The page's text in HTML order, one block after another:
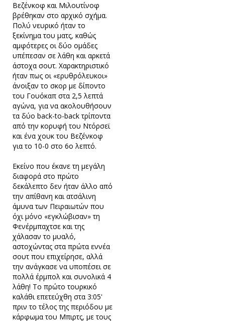
Βεζένκοφ και Μιλουτίνοφ
βρέθηκαν στο αρχικό σχήμα.
Πολύ νευρικό ήταν το
ξεκίνημα του ματς, καθώς
αμφότερες οι δύο ομάδες
υπέπεσαν σε λάθη και αρκετά
άστοχα σουτ. Χαρακτηριστικό
ήταν πως οι «ερυθρόλευκοι»
άνοιξαν το σκορ με δίποντο
του Γουόκαπ στα 2,5 λεπτά
αγώνα, για να ακολουθήσουν
τα δύο back-to-back τρίποντα
από την κορυφή του Ντόρσεϊ
και ένα χουκ του Βεζένκοφ
για το 10-0 στο 6ο λεπτό.
Εκείνο που έκανε τη μεγάλη
διαφορά στο πρώτο
δεκάλεπτο δεν ήταν άλλο από
την απίθανη και ατσάλινη
άμυνα των Πειραιωτών που
όχι μόνο «εγκλώβισαν» τη
Φενέρμπαχτσε και της
χάλασαν το μυαλό,
αστοχώντας στα πρώτα εννέα
σουτ που επιχείρησε, αλλά
την ανάγκασε να υποπέσει σε
πολλά έρμπολ και συνολικά 4
λάθη! Το πρώτο τουρκικό
καλάθι επετεύχθη στα 3:05'
πριν το τέλος της περιόδου με
κάρφωμα του Μπιρτς, με τους